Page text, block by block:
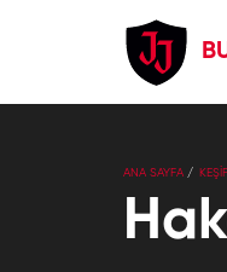
ANA SAYFA KEŞİF